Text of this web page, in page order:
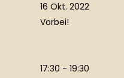
16 Okt. 2022
Vorbei!
17:30 - 19:30